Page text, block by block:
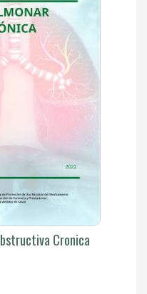
Cronica